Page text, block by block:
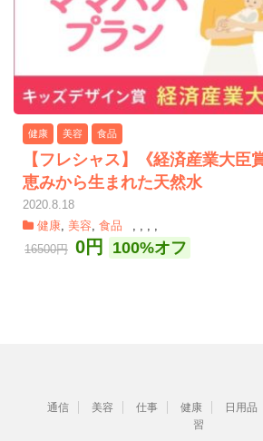
健康 美容 食品
【フレシャス】《経済産業大臣
恵みから生まれた天然水
2020.8.18
健康 美容 食品
16500円 0円 100%オフ
通信 美容 仕事 健康 日用品
習